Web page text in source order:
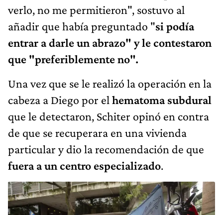
verlo, no me permitieron", sostuvo al
añadir que había preguntado "si podía
entrar a darle un abrazo" y le contestaron
que "preferiblemente no".
Una vez que se le realizó la operación en la
cabeza a Diego por el hematoma subdural
que le detectaron, Schiter opinó en contra
de que se recuperara en una vivienda
particular y dio la recomendación de que
fuera a un centro especializado.